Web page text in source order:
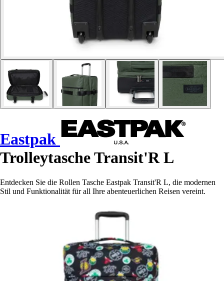
Eastpak
Trolleytasche Transit'R L
Entdecken Sie die Rollen Tasche Eastpak Transit'R L, die modernen
Stil und Funktionalität für all Ihre abenteuerlichen Reisen vereint.